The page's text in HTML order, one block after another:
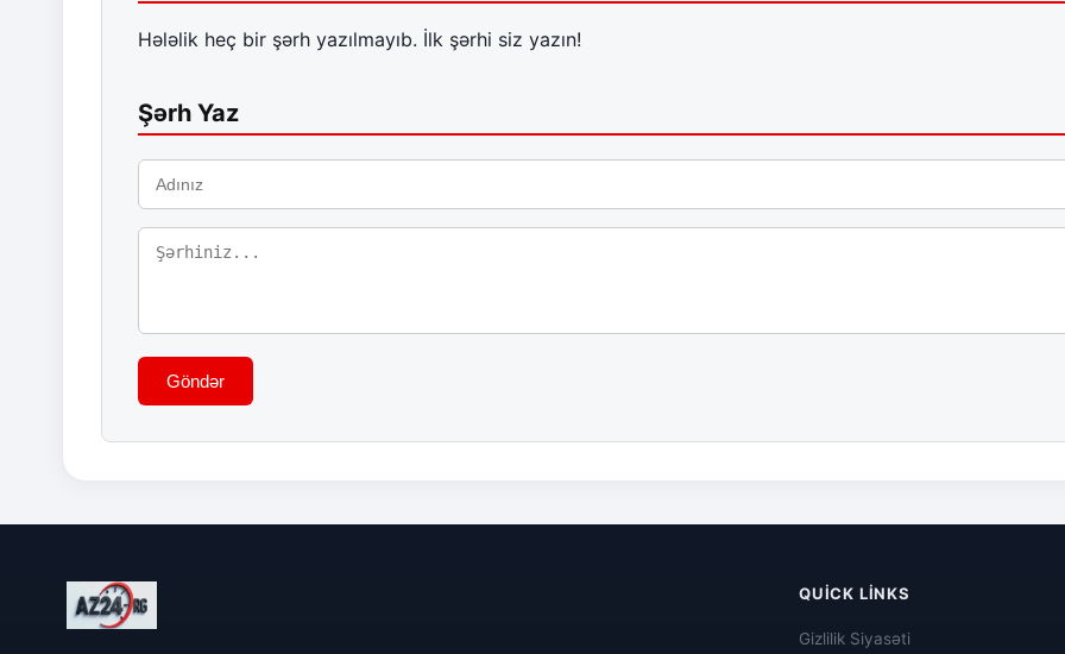
Hələlik heç bir şərh yazılmayıb. İlk şərhi siz yazın!
Şərh Yaz
Göndər
QUICK LINKS
Gizlilik Siyasəti